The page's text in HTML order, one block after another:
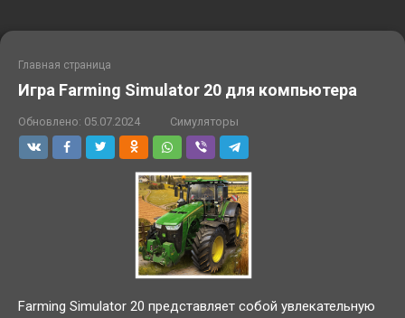
Главная страница
Игра Farming Simulator 20 для компьютера
Обновлено: 05.07.2024 Симуляторы
Farming Simulator 20 представляет собой увлекательную